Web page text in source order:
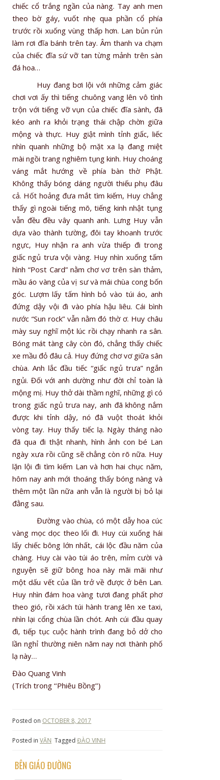
chiếc cổ trắng ngần của nàng. Tay anh men
theo bờ gáy, vuốt nhẹ qua phần cổ phía
trước rồi xuống vùng thấp hơn. Lan bủn rủn
làm rơi đĩa bánh trên tay. Âm thanh va chạm
của chiếc đĩa sứ vỡ tan từng mảnh trên sàn
đá hoa…
Huy đang bơi lội với những cảm giác
chơi vơi ấy thì tiếng chuông vang lên vô tình
trộn với tiếng vỡ vụn của chiếc đĩa sành, đã
kéo anh ra khỏi trạng thái chập chờn giữa
mộng và thực. Huy giật mình tỉnh giấc, liếc
nhìn quanh những bộ mặt xa lạ đang miệt
mài ngồi trang nghiêm tụng kinh. Huy choáng
váng mắt hướng về phía bàn thờ Phật.
Không thấy bóng dáng người thiếu phụ đâu
cả. Hốt hoảng đưa mắt tìm kiếm, Huy chẳng
thấy gì ngoài tiếng mõ, tiếng kinh nhật tụng
vẫn đều đều vây quanh anh. Lưng Huy vẫn
dựa vào thành tường, đôi tay khoanh trước
ngực, Huy nhận ra anh vừa thiếp đi trong
giấc ngủ trưa vội vàng. Huy nhìn xuống tấm
hình “Post Card” nằm chơ vơ trên sàn thảm,
mầu áo vàng của vị sư và mái chùa cong bốn
góc. Lượm lấy tấm hình bỏ vào túi áo, anh
đứng dậy vội đi vào phía hậu liêu. Cái bình
nước “Sun rock” vẫn nằm đó thờ ơ. Huy châu
mày suy nghĩ một lúc rồi chạy nhanh ra sân.
Bóng mát tàng cây còn đó, chẳng thấy chiếc
xe mầu đỏ đâu cả. Huy đứng chơ vơ giữa sân
chùa. Anh lắc đầu tiếc “giấc ngủ trưa” ngắn
ngủi. Đối với anh dường như đời chỉ toàn là
mộng mị. Huy thở dài thầm nghĩ, những gì có
trong giấc ngủ trưa nay, anh đã không nắm
được khi tỉnh dậy, nó đã vuột thoát khỏi
vòng tay. Huy thấy tiếc lạ. Ngày tháng nào
đã qua đi thật nhanh, hình ảnh con bé Lan
ngày xưa rồi cũng sẽ chẳng còn rõ nữa. Huy
lặn lội đi tìm kiếm Lan và hơn hai chục năm,
hôm nay anh mới thoáng thấy bóng nàng và
thêm một lần nữa anh vẫn là người bị bỏ lại
đằng sau.
Đường vào chùa, có một dẫy hoa cúc
vàng mọc dọc theo lối đi. Huy cúi xuống hái
lấy chiếc bông lớn nhất, cái lộc đầu năm của
chàng. Huy cài vào túi áo trên, mỉm cười và
nguyện sẽ giữ bông hoa này mãi mãi như
một dấu vết của lần trở về được ở bên Lan.
Huy nhìn đám hoa vàng tươi đang phất phơ
theo gió, rồi xách túi hành trang lên xe taxi,
nhìn lại cổng chùa lần chót. Anh cúi đầu quay
đi, tiếp tục cuộc hành trình đang bỏ dở cho
lần nghỉ thường niên năm nay nơi thành phố
lạ này…
Đào Quang Vinh
(Trích trong ‘‘Phiêu Bồng’’)
Posted on OCTOBER 8, 2017
Posted in VĂN Tagged ĐÀO VINH
BÊN GIÁO ĐƯỜNG